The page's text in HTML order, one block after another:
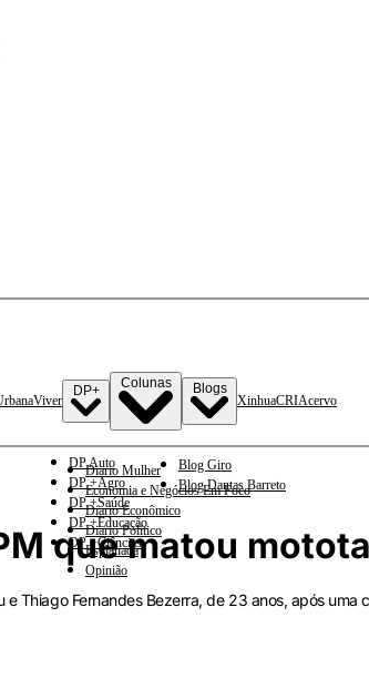
Viver
DP+
DP Auto
DP +Agro
DP +Saúde
DP +Educação
DP +Ciências
Colunas
Diario Mulher
Economia e Negócios Em Foco
Diario Econômico
Diario Político
Esplanada
Opinião
Blogs
Blog Giro
Blog Dantas Barreto
XinhuaCRIAcervo
que matou
e Thiago Fernandes Bezerra, de 23 anos, após